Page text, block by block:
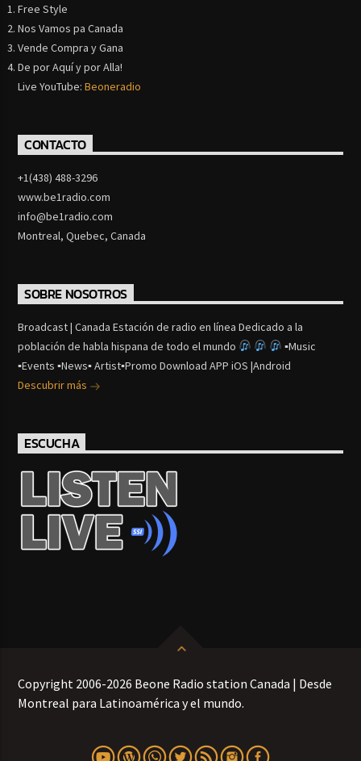
Free Style
Nos Vamos pa Canada
Vende Compra y Gana
De por Aquí y por Alla!
Live YouTube:Beoneradio
CONTACTO
+1(438) 488-3296
www.be1radio.com
info@be1radio.com
Montreal, Quebec, Canada
SOBRE NOSOTROS
Broadcast | Canada Estación de radio en línea Dedicado a la
población de habla hispana de todo el mundo
▪Music
▪Events ▪News▪ Artist▪Promo Download APP iOS |Android
Descubrir más
ESCUCHA
Copyright 2006-2026 Beone Radio station Canada | Desde
Montreal para Latinoamérica y el mundo.